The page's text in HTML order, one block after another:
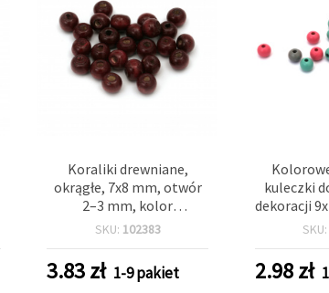
Koraliki drewniane,
okrągłe, 7x8 mm, otwór
2–3 mm, kolor
burgundowy, 50 g (~280
tworzenia biżuterii
SKU: 102383
3.83zł 1-9 pakiet
kuleczki
dekoracji
3 mm,SKU:
2.98zł